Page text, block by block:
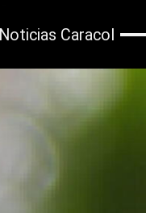
Noticias Caracol